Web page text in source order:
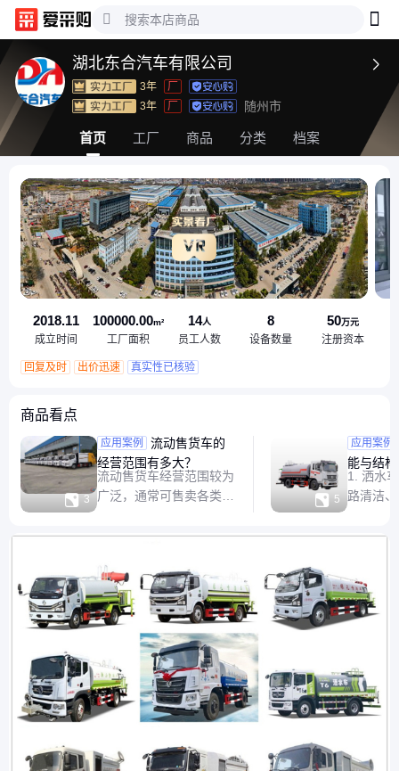
湖北东合汽车有限公司 
3年
厂
3年
厂 随州市
首页 工厂 商品 分类 档案
2018.11
成立时间
100000.00m²
工厂面积
14人
员工人数
8
设备数量
50万元
注册资本
回复及时 出价迅速 真实性已核验
商品看点
 3
应用案例
经营范围有多大？
流动售货车经营范围较为
广泛，通常可售卖各类食
等）、日用品（如文具、
水果、蔬菜等）等。能满
足社区居民、工地工人、
集市等不同场所的临时购
物需求，在一些城市允许
的情况下，可在指定区域
灵活经营，为消费者提供
 5
应用案例
能与结
1. 洒水
路清洁
能包括
米，宽
右，满
泵